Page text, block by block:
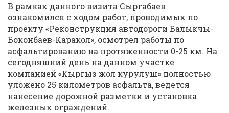
В рамках данного визита Сыргабаев
ознакомился с ходом работ, проводимых по
проекту «Реконструкция автодороги Балыкчы-
Боконбаев-Каракол», осмотрел работы по
асфальтированию на протяженности 0-25 км. На
сегодняшний день на данном участке
компанией «Кыргыз жол курулуш» полностью
уложено 25 километров асфальта, ведется
нанесение дорожной разметки и установка
железных ограждений.